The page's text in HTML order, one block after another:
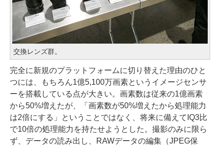
交換レンズ群。
完全に新規のプラットフォームに切り替えた理由のひと
つには、もちろん1億5,100万画素というイメージセンサ
ーを搭載している点が大きい。画素数は従来の1億画素
から50%増えたが、「画素数が50%増えたから処理能力
は2倍にする」ということではなく、将来に備えてIQ3比
で10倍の処理能力を持たせようとした。撮影のみに限ら
ず、データの読み出し、RAWデータの編集（JPEG保